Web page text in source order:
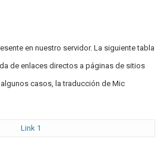
en nuestro servidor. La siguiente tabla
de enlaces directos a páginas de sitios
casos, la traducción de Mic
Link 1